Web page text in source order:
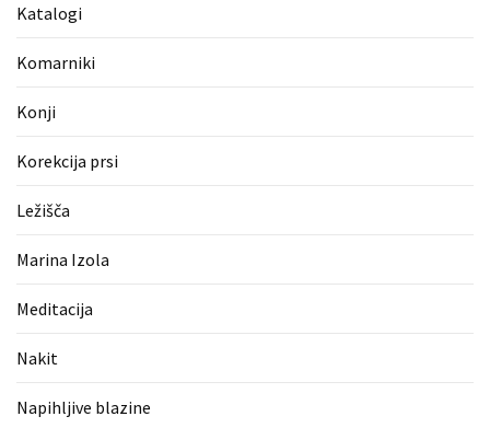
oprema
(1)
Blefaroplastika
(1)
Zaščitne
(1)
Hipnoterapija
Katalogi
Komarniki
Konji
Korekcija prsi
Ležišča
Marina Izola
Meditacija
Nakit
Napihljive blazine